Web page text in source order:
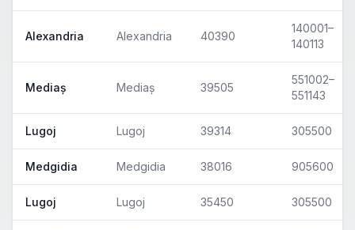
Alexandria Alexandria 40390
140001–
140113
Mediaș Mediaș 39505
551002–
551143
Lugoj Lugoj 39314 305500
Medgidia Medgidia 38016 905600
Lugoj Lugoj 35450 305500